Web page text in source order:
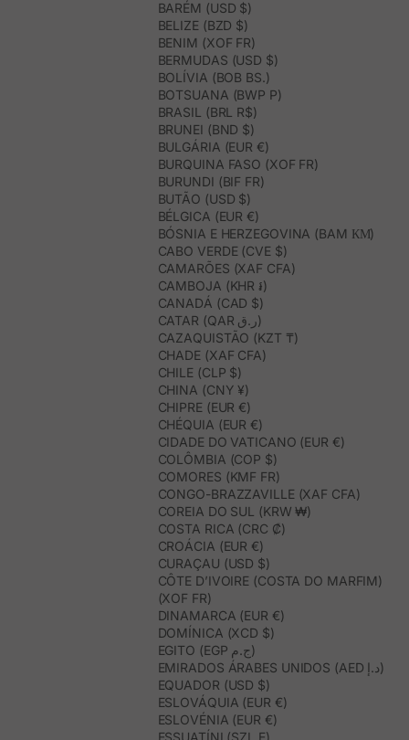
BARÉM (USD $)
BELIZE (BZD $)
BENIM (XOF FR)
BERMUDAS (USD $)
BOLÍVIA (BOB BS.)
BOTSUANA (BWP P)
BRASIL (BRL R$)
BRUNEI (BND $)
BULGÁRIA (EUR €)
BURQUINA FASO (XOF FR)
BURUNDI (BIF FR)
BUTÃO (USD $)
BÉLGICA (EUR €)
BÓSNIA E HERZEGOVINA (BAM КМ)
CABO VERDE (CVE $)
CAMARÕES (XAF CFA)
CAMBOJA (KHR ៛)
CANADÁ (CAD $)
CATAR (QAR ر.ق)
CAZAQUISTÃO (KZT ₸)
CHADE (XAF CFA)
CHILE (CLP $)
CHINA (CNY ¥)
CHIPRE (EUR €)
CHÉQUIA (EUR €)
CIDADE DO VATICANO (EUR €)
COLÔMBIA (COP $)
COMORES (KMF FR)
CONGO-BRAZZAVILLE (XAF CFA)
COREIA DO SUL (KRW ₩)
COSTA RICA (CRC ₡)
CROÁCIA (EUR €)
CURAÇAU (USD $)
CÔTE D’IVOIRE (COSTA DO MARFIM)
(XOF FR)
DINAMARCA (EUR €)
DOMÍNICA (XCD $)
EGITO (EGP ج.م)
EMIRADOS ÁRABES UNIDOS (AED د.إ)
EQUADOR (USD $)
ESLOVÁQUIA (EUR €)
ESLOVÉNIA (EUR €)
ESSUATÍNI (SZL E)